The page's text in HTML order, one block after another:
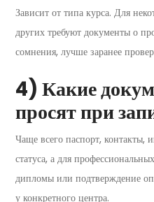
Зависит от типа курса. Для
других требуют документы о
сомнения, лучше заранее
4) Какие
просят при
Чаще всего паспорт, контакты,
статуса, а для
дипломы или подтверждение
у конкретного центра.